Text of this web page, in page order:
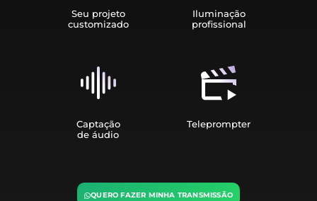
Seu projeto
customizado
Iluminação
profissional
Captação
de áudio
Teleprompter
QUERO FAZER MINHA TRANSMISSÃO